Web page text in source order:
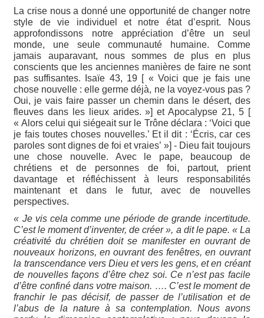
La crise nous a donné une opportunité de changer notre
style de vie individuel et notre état d’esprit. Nous
approfondissons notre appréciation d’être un seul
monde, une seule communauté humaine. Comme
jamais auparavant, nous sommes de plus en plus
conscients que les anciennes manières de faire ne sont
pas suffisantes. Isaïe 43, 19 [ « Voici que je fais une
chose nouvelle : elle germe déjà, ne la voyez-vous pas ?
Oui, je vais faire passer un chemin dans le désert, des
fleuves dans les lieux arides. »] et Apocalypse 21, 5 [
« Alors celui qui siégeait sur le Trône déclara : ‘Voici que
je fais toutes choses nouvelles.’ Et il dit : ‘Écris, car ces
paroles sont dignes de foi et vraies’ »] - Dieu fait toujours
une chose nouvelle. Avec le pape, beaucoup de
chrétiens et de personnes de foi, partout, prient
davantage et réfléchissent à leurs responsabilités
maintenant et dans le futur, avec de nouvelles
perspectives.
« Je vis cela comme une période de grande incertitude.
C’est le moment d’inventer, de créer », a dit le pape. « La
créativité du chrétien doit se manifester en ouvrant de
nouveaux horizons, en ouvrant des fenêtres, en ouvrant
la transcendance vers Dieu et vers les gens, et en créant
de nouvelles façons d’être chez soi. Ce n’est pas facile
d’être confiné dans votre maison. …. C’est le moment de
franchir le pas décisif, de passer de l’utilisation et de
l’abus de la nature à sa contemplation. Nous avons